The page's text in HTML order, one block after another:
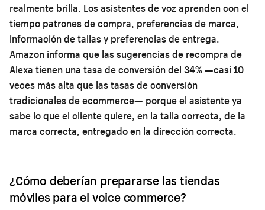
realmente brilla. Los asistentes de voz aprenden con el
tiempo patrones de compra, preferencias de marca,
información de tallas y preferencias de entrega.
Amazon informa que las sugerencias de recompra de
Alexa tienen una tasa de conversión del 34% —casi 10
veces más alta que las tasas de conversión
tradicionales de ecommerce— porque el asistente ya
sabe lo que el cliente quiere, en la talla correcta, de la
marca correcta, entregado en la dirección correcta.
¿Cómo deberían prepararse las tiendas
móviles para el voice commerce?